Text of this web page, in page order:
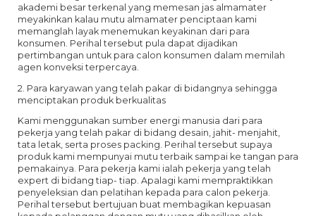
akademi besar terkenal yang memesan jas almamater
meyakinkan kalau mutu almamater penciptaan kami
memanglah layak menemukan keyakinan dari para
konsumen. Perihal tersebut pula dapat dijadikan
pertimbangan untuk para calon konsumen dalam memilah
agen konveksi terpercaya.
2. Para karyawan yang telah pakar di bidangnya sehingga
menciptakan produk berkualitas
Kami menggunakan sumber energi manusia dari para
pekerja yang telah pakar di bidang desain, jahit- menjahit,
tata letak, serta proses packing. Perihal tersebut supaya
produk kami mempunyai mutu terbaik sampai ke tangan para
pemakainya. Para pekerja kami ialah pekerja yang telah
expert di bidang tiap- tiap. Apalagi kami mempraktikkan
penyeleksian dan pelatihan kepada para calon pekerja.
Perihal tersebut bertujuan buat membagikan kepuasan